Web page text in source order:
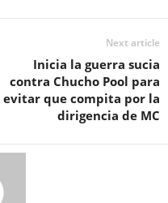
Next article
Inicia la guerra sucia
contra Chucho Pool para
evitar que compita por la
dirigencia de MC